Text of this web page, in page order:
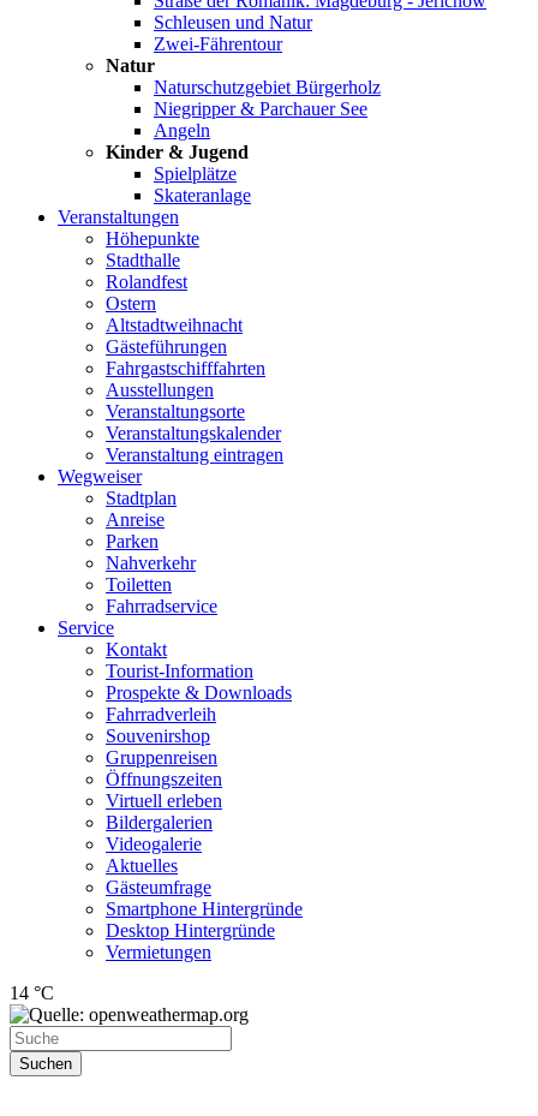
Schleusen und Natur
Zwei-Fährentour
Natur
Naturschutzgebiet Bürgerholz
Niegripper & Parchauer See
Angeln
Kinder & Jugend
Spielplätze
Skateranlage
Veranstaltungen
Höhepunkte
Stadthalle
Rolandfest
Ostern
Altstadtweihnacht
Gästeführungen
Fahrgastschifffahrten
Ausstellungen
Veranstaltungsorte
Veranstaltungskalender
Veranstaltung eintragen
Wegweiser
Stadtplan
Anreise
Parken
Nahverkehr
Toiletten
Fahrradservice
Service
Kontakt
Tourist-Information
Prospekte & Downloads
Fahrradverleih
Souvenirshop
Gruppenreisen
Öffnungszeiten
Virtuell erleben
Bildergalerien
Videogalerie
Aktuelles
Gästeumfrage
Smartphone Hintergründe
Desktop Hintergründe
Vermietungen
14 °C
Suchen